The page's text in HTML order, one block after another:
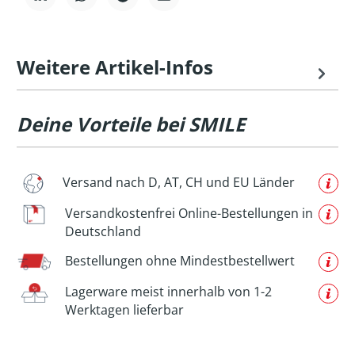
Weitere Artikel-Infos
Deine Vorteile bei SMILE
Versand nach D, AT, CH und EU Länder
Versandkostenfrei Online-Bestellungen in
Deutschland
Bestellungen ohne Mindestbestellwert
Lagerware meist innerhalb von 1-2
Werktagen lieferbar